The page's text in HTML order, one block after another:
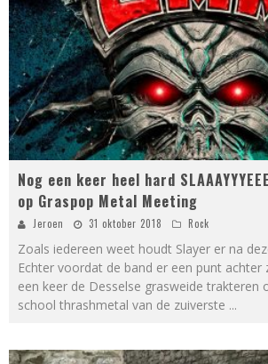
Nog een keer heel hard
op Graspop Metal Meeting
Jeroen 31 oktober 2018 Rock
Zoals iedereen weet houdt Slayer er na
Echter voordat de band er een punt achter
een keer de Desselse grasweide trakteren
school thrashmetal van de zuiverste ...